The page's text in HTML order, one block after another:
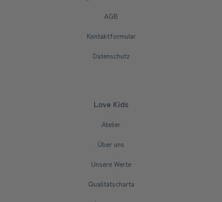
AGB
Kontaktformular
Datenschutz
Love Kids
Atelier
Über uns
Unsere Werte
Qualitätscharta